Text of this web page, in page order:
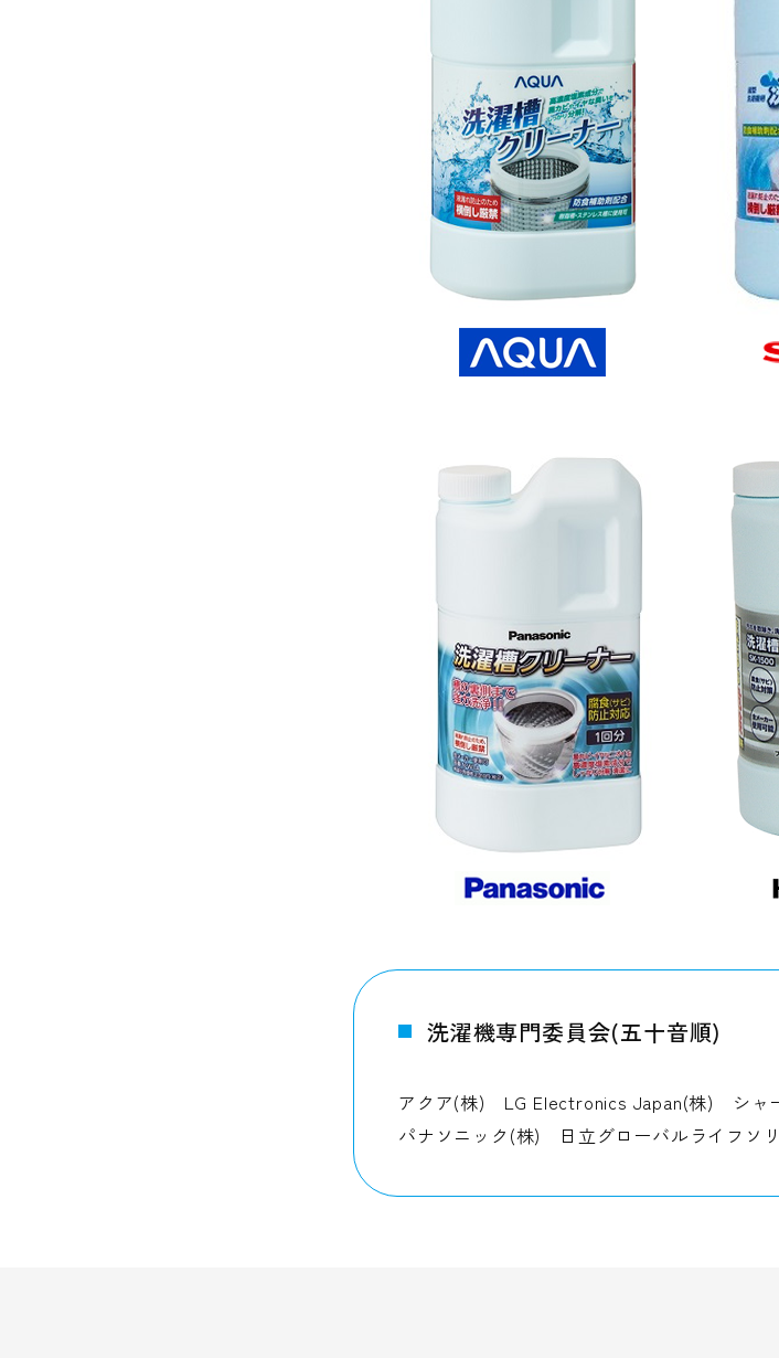
洗濯機専門委員会(五十音順)
アクア(株) LG Electronics Japan(株) シ
パナソニック(株) 日立グローバルライフソ